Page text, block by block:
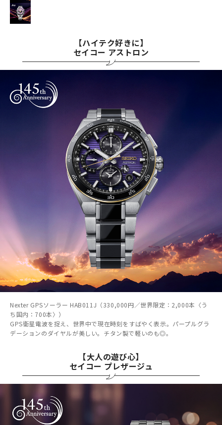
【ハイテク好きに】
セイコー アストロン
Nexter GPSソーラー HAB011J（330,000円／世界限定：2,000本〈う
ち国内：700本〉）
GPS衛星電波を捉え、世界中で現在時刻をすばやく表示。パープルグラ
デーションのダイヤルが美しい。チタン製で軽いのも◎。
【大人の遊び心】
セイコー プレザージュ